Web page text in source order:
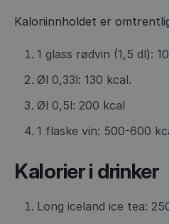
Kaloriinnholdet er
1 glass rødvin (1,5 dl):
Øl 0,33l: 130 kcal.
Øl 0,5l: 200 kcal
1 flaske vin: 500-600
Kalorier i drinker
Long iceland ice tea: